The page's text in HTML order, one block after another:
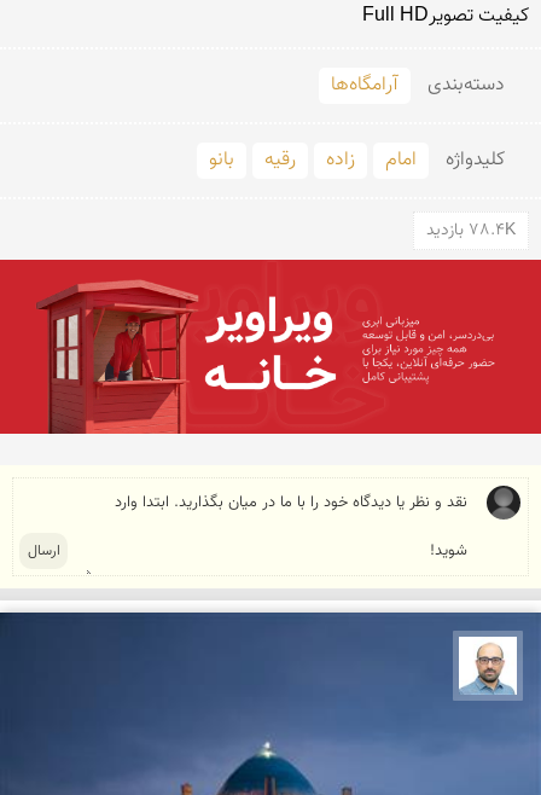
کیفیت تصویرFull HD
دسته‌بندی آرامگاه‌ها
کلید‌واژه امام زاده رقیه بانو
78.4K بازدید